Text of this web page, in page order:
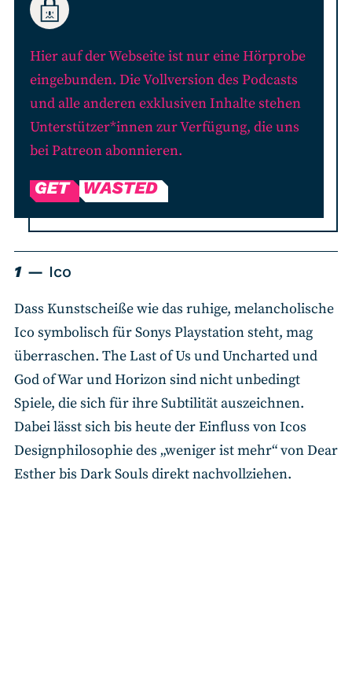
Hier auf der Webseite ist nur eine Hörprobe
eingebunden. Die Vollversion des Podcasts
und alle anderen exklusiven Inhalte stehen
Unterstützer*innen zur Verfügung, die uns
bei Patreon abonnieren.
1 Ico
Dass Kunstscheiße wie das ruhige, melancholische
Ico symbolisch für Sonys Playstation steht, mag
überraschen. The Last of Us und Uncharted und
God of War und Horizon sind nicht unbedingt
Spiele, die sich für ihre Subtilität auszeichnen.
Dabei lässt sich bis heute der Einfluss von Icos
Designphilosophie des „weniger ist mehr“ von Dear
Esther bis Dark Souls direkt nachvollziehen.